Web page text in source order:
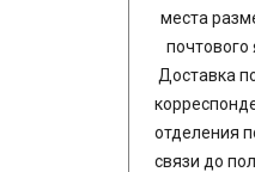
места
почтового
Доставка
отделения
связи до